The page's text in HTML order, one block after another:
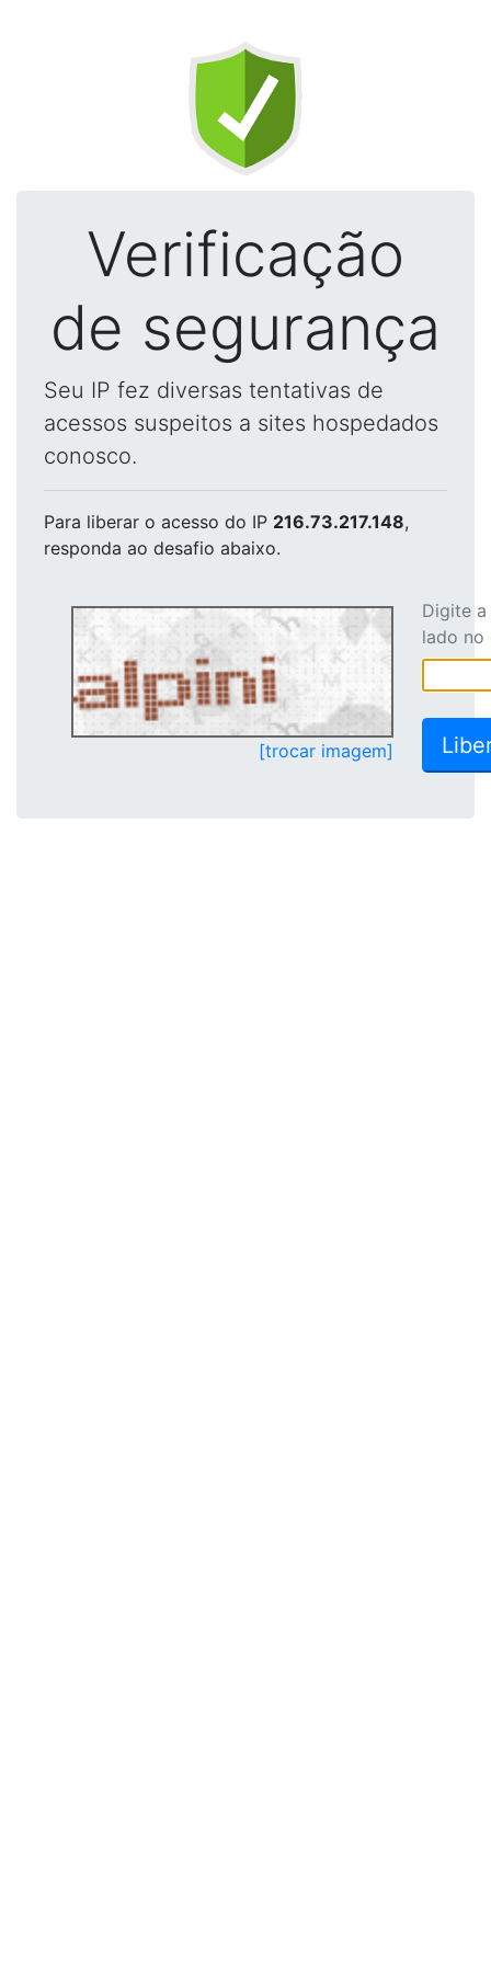
Verificação
de segurança
Seu IP fez diversas tentativas de
acessos suspeitos a sites hospedados
conosco.
Para liberar o acesso do IP 216.73.217.148,
responda ao desafio abaixo.
[trocar imagem]
Digite
lado no